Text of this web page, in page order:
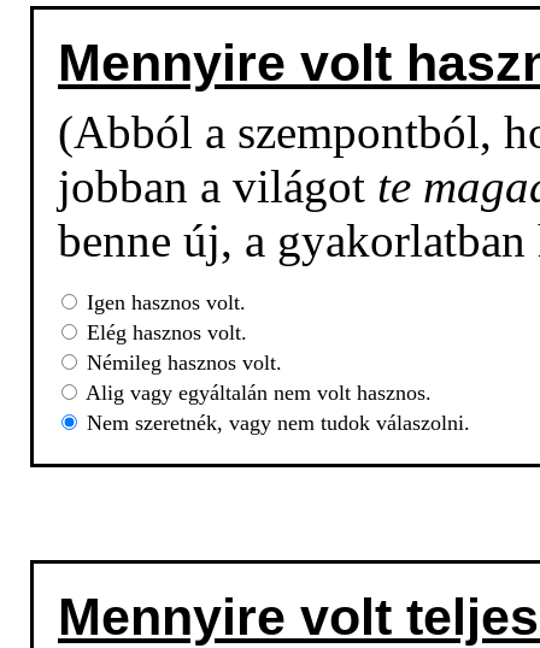
Mennyire volt
(Abból a szempontból,
jobban a világot te
benne új, a
Igen hasznos volt.
Elég hasznos volt.
Némileg hasznos volt.
Alig vagy egyáltalán nem volt hasznos.
Nem szeretnék, vagy nem tudok válaszolni.
Mennyire volt